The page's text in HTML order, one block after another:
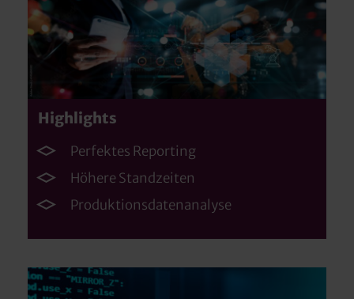
Highlights
Perfektes Reporting
Höhere Standzeiten
Produktionsdatenanalyse